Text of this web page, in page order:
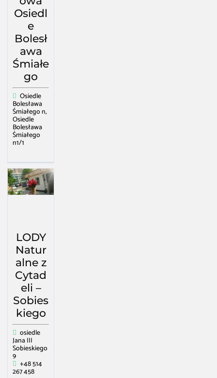
Osiedl
e
Bolesł
awa
Śmiałe
go
Osiedle
Bolesława
Śmiałego n,
Osiedle
Bolesława
Śmiałego
n1/1
LODY
Natur
alne z
Cytad
eli –
Sobies
kiego
osiedle
Jana III
Sobieskiego
9
+48 514
267 458